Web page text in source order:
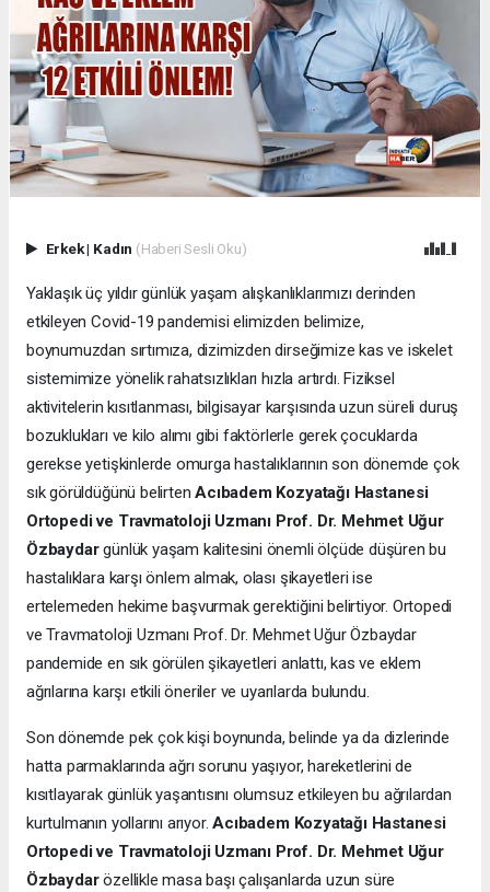
Erkek| Kadın (Haberi Sesli Oku)
Yaklaşık üç yıldır günlük yaşam alışkanlıklarımızı derinden
etkileyen Covid-19 pandemisi elimizden belimize,
boynumuzdan sırtımıza, dizimizden dirseğimize kas ve iskelet
sistemimize yönelik rahatsızlıkları hızla artırdı. Fiziksel
aktivitelerin kısıtlanması, bilgisayar karşısında uzun süreli duruş
bozuklukları ve kilo alımı gibi faktörlerle gerek çocuklarda
gerekse yetişkinlerde omurga hastalıklarının son dönemde çok
sık görüldüğünü belirtenAcıbadem Kozyatağı Hastanesi
Ortopedi ve Travmatoloji Uzmanı Prof. Dr. Mehmet Uğur
Özbaydargünlük yaşam kalitesini önemli ölçüde düşüren bu
hastalıklara karşı önlem almak, olası şikayetleri ise
ertelemeden hekime başvurmak gerektiğini belirtiyor. Ortopedi
ve Travmatoloji Uzmanı Prof. Dr. Mehmet Uğur Özbaydar
pandemide en sık görülen şikayetleri anlattı, kas ve eklem
ağrılarına karşı etkili öneriler ve uyarılarda bulundu.
Son dönemde pek çok kişi boynunda, belinde ya da dizlerinde
hatta parmaklarında ağrı sorunu yaşıyor, hareketlerini de
kısıtlayarak günlük yaşantısını olumsuz etkileyen bu ağrılardan
kurtulmanın yollarını arıyor.Acıbadem Kozyatağı Hastanesi
Ortopedi ve Travmatoloji Uzmanı Prof. Dr. Mehmet Uğur
Özbaydarözellikle masa başı çalışanlarda uzun süre